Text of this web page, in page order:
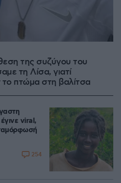
της συζύγου του
τη Λίσα, γιατί
πτώμα στη βαλίτσα
viral,
254